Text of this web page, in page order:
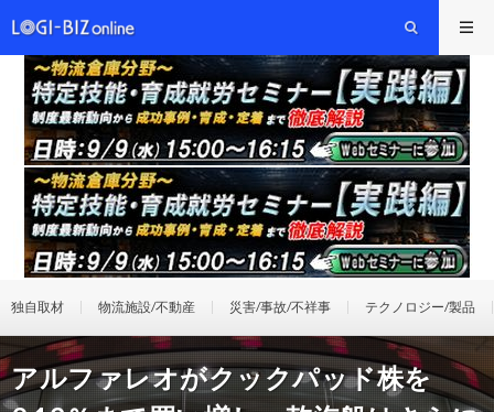
独自取材 物流施設/不動産 災害/事故/不祥事 テクノロジー/製品
アルファレオがクックパッド株を